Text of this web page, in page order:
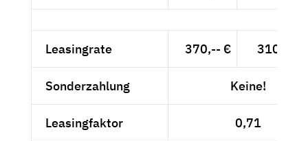
Leasingrate 370,-- € 310,92 €
Sonderzahlung Keine!
Leasingfaktor 0,71